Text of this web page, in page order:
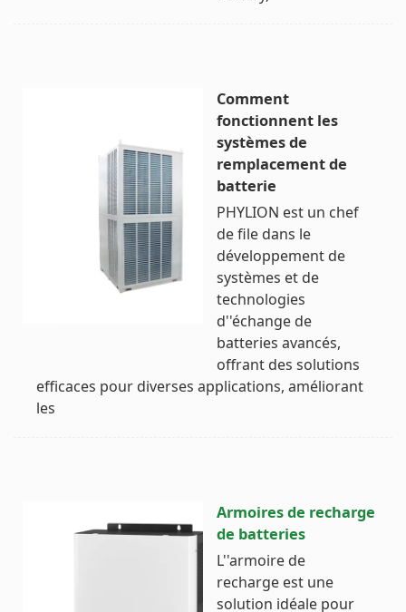
Comment
fonctionnent les
systèmes de
remplacement de
batterie
PHYLION est un chef
de file dans le
développement de
systèmes et de
technologies
d''échange de
batteries avancés,
offrant des solutions
efficaces pour diverses applications, améliorant
les
Armoires de recharge
de batteries
L''armoire de
recharge est une
solution idéale pour